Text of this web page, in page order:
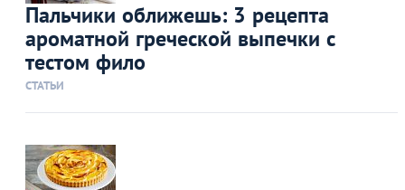
Пальчики оближешь: 3 рецепта
ароматной греческой выпечки с
тестом фило
СТАТЬИ